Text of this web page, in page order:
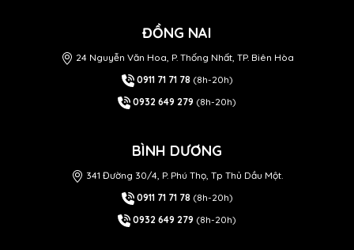
ĐỒNG NAI
24 Nguyễn Văn Hoa, P. Thống Nhất, TP. Biên Hòa
0911 71 71 78 (8h-20h)
0932 649 279 (8h-20h)
BÌNH DƯƠNG
341 Đường 30/4, P. Phú Thọ, Tp Thủ Dầu Một.
0911 71 71 78 (8h-20h)
0932 649 279 (8h-20h)